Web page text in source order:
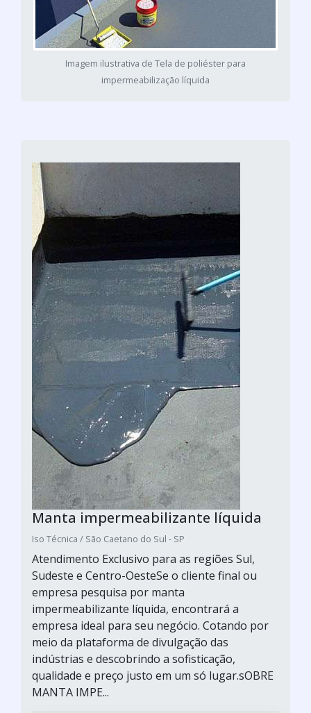
Imagem ilustrativa de Tela de poliéster para
impermeabilização líquida
Manta impermeabilizante líquida
Iso Técnica / São Caetano do Sul - SP
Atendimento Exclusivo para as regiões Sul,
Sudeste e Centro-OesteSe o cliente final ou
empresa pesquisa por manta
impermeabilizante líquida, encontrará a
empresa ideal para seu negócio. Cotando por
meio da plataforma de divulgação das
indústrias e descobrindo a sofisticação,
qualidade e preço justo em um só lugar.sOBRE
MANTA IMPE...